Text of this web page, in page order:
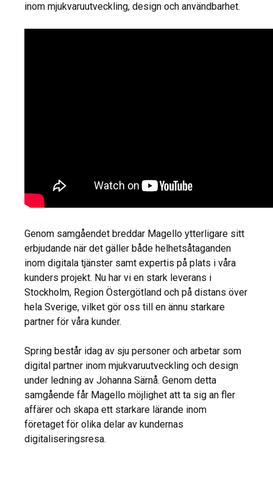
inom mjukvaruutveckling, design och användbarhet.
Genom samgåendet breddar Magello ytterligare sitt
erbjudande när det gäller både helhetsåtaganden
inom digitala tjänster samt expertis på plats i våra
kunders projekt. Nu har vi en stark leverans i
Stockholm, Region Östergötland och på distans över
hela Sverige, vilket gör oss till en ännu starkare
partner för våra kunder.
Spring består idag av sju personer och arbetar som
digital partner inom mjukvaruutveckling och design
under ledning av Johanna Särnå. Genom detta
samgående får Magello möjlighet att ta sig an fler
affärer och skapa ett starkare lärande inom
företaget för olika delar av kundernas
digitaliseringsresa.